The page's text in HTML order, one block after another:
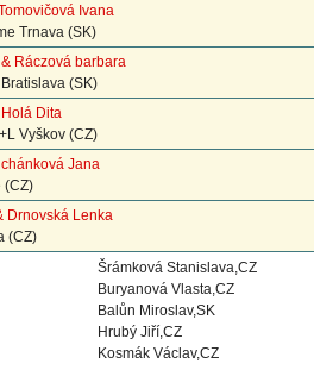
Ivana
Trnava (SK)
Ráczová barbara
(SK)
Dita
Vyškov (CZ)
Jana
(CZ)
Drnovská Lenka
(CZ)
Šrámková Stanislava,CZ
Buryanová Vlasta,CZ
Balůn Miroslav,SK
Hrubý Jiří,CZ
Kosmák Václav,CZ